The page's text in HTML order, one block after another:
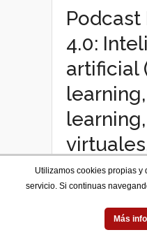
Podcast
4.0:
artificial
Comentarios
La inteligencia
Utilizamos cookies propias y
servicio. Si continuas
Más info